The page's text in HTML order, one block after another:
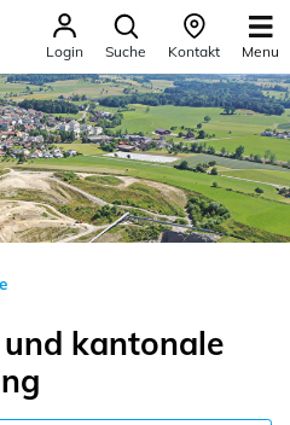
Login Suche Kontakt Menu
(ausgewählt)
und kantonale